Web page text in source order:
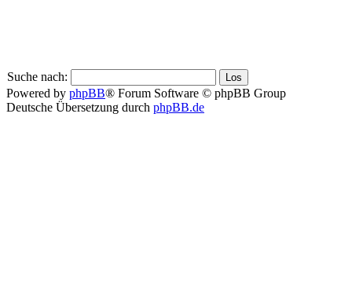
Suche nach:
Powered by phpBB® Forum Software © phpBB Group
Deutsche Übersetzung durch phpBB.de